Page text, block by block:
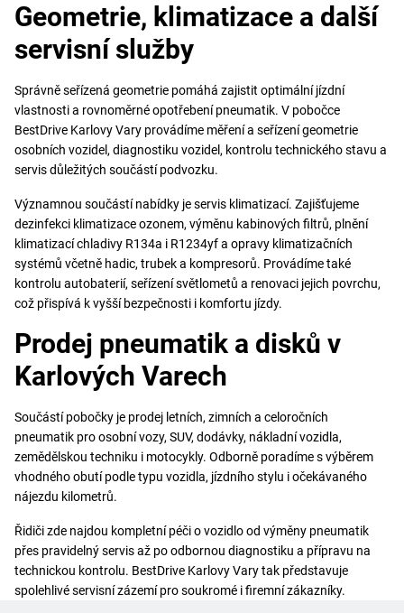
Geometrie, klimatizace a další
servisní služby
Správně seřízená geometrie pomáhá zajistit optimální jízdní
vlastnosti a rovnoměrné opotřebení pneumatik. V pobočce
BestDrive Karlovy Vary provádíme měření a seřízení geometrie
osobních vozidel, diagnostiku vozidel, kontrolu technického stavu a
servis důležitých součástí podvozku.
Významnou součástí nabídky je servis klimatizací. Zajišťujeme
dezinfekci klimatizace ozonem, výměnu kabinových filtrů, plnění
klimatizací chladivy R134a i R1234yf a opravy klimatizačních
systémů včetně hadic, trubek a kompresorů. Provádíme také
kontrolu autobaterií, seřízení světlometů a renovaci jejich povrchu,
což přispívá k vyšší bezpečnosti i komfortu jízdy.
Prodej pneumatik a disků v
Karlových Varech
Součástí pobočky je prodej letních, zimních a celoročních
pneumatik pro osobní vozy, SUV, dodávky, nákladní vozidla,
zemědělskou techniku i motocykly. Odborně poradíme s výběrem
vhodného obutí podle typu vozidla, jízdního stylu i očekávaného
nájezdu kilometrů.
Řidiči zde najdou kompletní péči o vozidlo od výměny pneumatik
přes pravidelný servis až po odbornou diagnostiku a přípravu na
technickou kontrolu. BestDrive Karlovy Vary tak představuje
spolehlivé servisní zázemí pro soukromé i firemní zákazníky.